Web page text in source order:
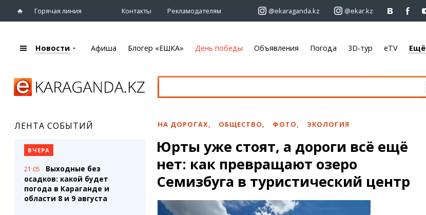
Горячая линия Контакты Рекламодателям @ekaraganda.kz @ekar.kz
Караганды
eTV
Рассылка новостей
Персоны
Интервью
Афиша
Театры
Спорт
Выставки
Цирк и зоопарк
Объявления
Автомобили
Услуги
Электроника
Мебель
Карты
Погода
Новости Афиша Блогер «ЕШКА» День победы Объявления Погода 3D-тур eTV Ещё
ЛЕНТА СОБЫТИЙ
ВЧЕРА
21:05
Выходные без
осадков: какой будет
погода в Караганде и
области 8 и 9 августа
НА ДОРОГАХ, ОБЩЕСТВО, ФОТО, ЭКОЛОГИЯ
Юрты уже стоят, а дороги всё ещё
нет: как превращают озеро
Семизбуга в туристический центр